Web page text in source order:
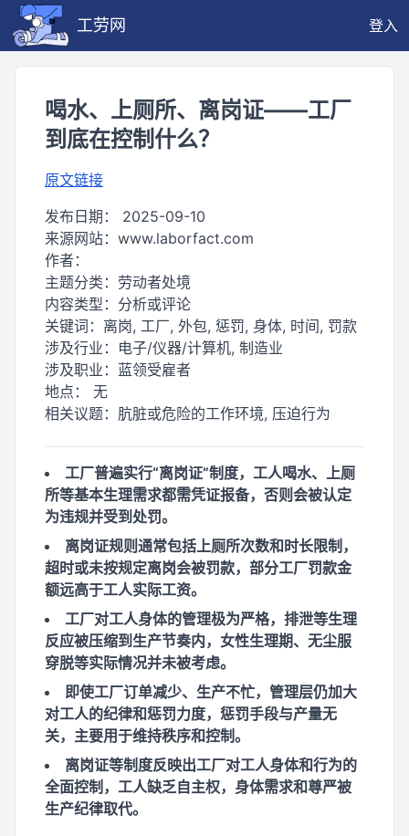
工劳网 登入
喝水、上厕所、离岗证——工厂
到底在控制什么？
原文链接
发布日期： 2025-09-10
来源网站： www.laborfact.com
作者：
主题分类： 劳动者处境
内容类型： 分析或评论
关键词： 离岗, 工厂, 外包, 惩罚, 身体, 时间, 罚款
涉及行业： 电子/仪器/计算机, 制造业
涉及职业： 蓝领受雇者
地点： 无
相关议题： 肮脏或危险的工作环境, 压迫行为
工厂普遍实行“离岗证”制度，工人喝水、上厕
所等基本生理需求都需凭证报备，否则会被认定
为违规并受到处罚。
离岗证规则通常包括上厕所次数和时长限制，
超时或未按规定离岗会被罚款，部分工厂罚款金
额远高于工人实际工资。
工厂对工人身体的管理极为严格，排泄等生理
反应被压缩到生产节奏内，女性生理期、无尘服
穿脱等实际情况并未被考虑。
即使工厂订单减少、生产不忙，管理层仍加大
对工人的纪律和惩罚力度，惩罚手段与产量无
关，主要用于维持秩序和控制。
离岗证等制度反映出工厂对工人身体和行为的
全面控制，工人缺乏自主权，身体需求和尊严被
生产纪律取代。